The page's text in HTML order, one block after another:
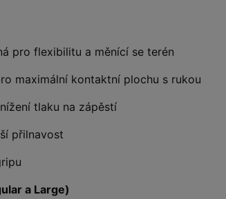
pro flexibilitu a měnící se terén
maximální kontaktní plochu s rukou
tlaku na zápěstí
přilnavost
a Large)